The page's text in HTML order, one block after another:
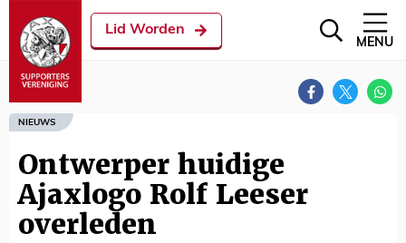
Lid Worden
MENU
NIEUWS
Ontwerper huidige
Ajaxlogo Rolf Leeser
overleden